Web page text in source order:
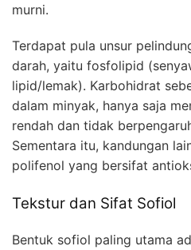
murni.
Terdapat pula unsur
darah, yaitu fosfolipid
lipid/lemak). Karbohidrat
dalam minyak, hanya saja
rendah dan tidak
Sementara itu, kandungan
polifenol yang bersifat
Tekstur dan Sifat Sofiol
Bentuk sofiol paling utama